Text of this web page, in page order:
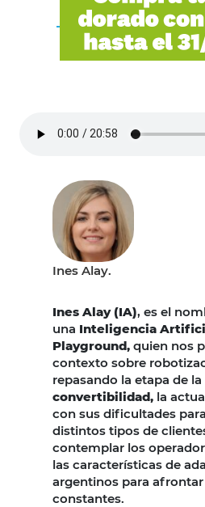
Ines Alay.
Ines Alay (IA), es el
una Inteligencia
Playground, quien nos
contexto sobre
repasando la etapa de la
convertibilidad, la
con sus dificultades
distintos tipos de
contemplar los
las características de
argentinos para
constantes.